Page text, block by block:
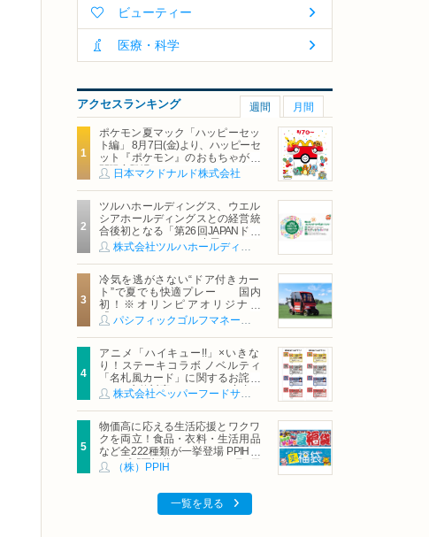
ビューティー
医療・科学
アクセスランキング 週間 月間
ポケモン夏マック「ハッピーセッ
ト編」 8月7日(金)より、ハッピーセ
ット『ポケモン』のおもちゃが期
間限定登場
日本マクドナルド株式会社
ツルハホールディングス、ウエル
シアホールディングスとの経営統
合後初となる「第26回JAPANドラ
ッグストアショー」に出展
冷気を逃がさない“ドア付きカー
ト”で夏でも快適プレー 国内
初！※オリンピアオリジナル
「AirCon Cart（エアコンカー
ト）」導入 | ＰＧＭ
アニメ「ハイキュー!!」×いきな
り！ステーキコラボ ノベルティ
「名札風カード」に関するお詫び
および交換対応についてのご案内
物価高に応える生活応援とワクワ
クを両立！食品・衣料・生活用品
など全222種類が一挙登場 PPIHグ
ループ「夏福袋」＆セール 8月6日
(木)より順次スタート
（株）PPIH
一覧を見る